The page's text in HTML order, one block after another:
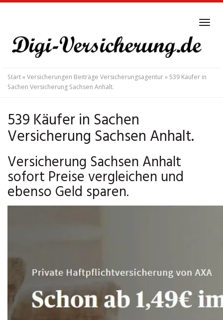
main
content
Start»Versicherungen Beiträge Versicherungsagentur»539 Käufer in
Sachen Versicherung Sachsen Anhalt.
539 Käufer in Sachen
Versicherung Sachsen Anhalt.
Versicherung Sachsen Anhalt
sofort Preise vergleichen und
ebenso Geld sparen.